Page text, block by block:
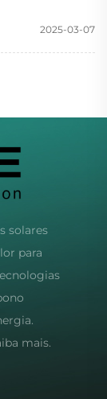
2025-03-07
solares
para
mais.